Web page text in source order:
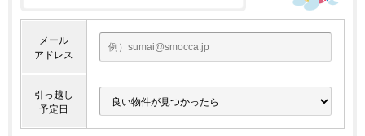
メール
アドレス
引っ越し
予定日